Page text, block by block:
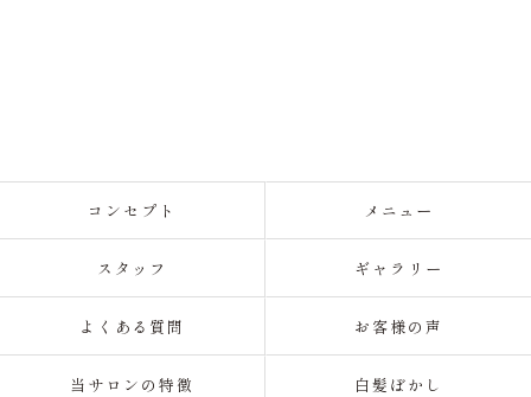
コンセプト メニュー
スタッフ ギャラリー
よくある質問 お客様の声
当サロンの特徴 白髪ぼかし